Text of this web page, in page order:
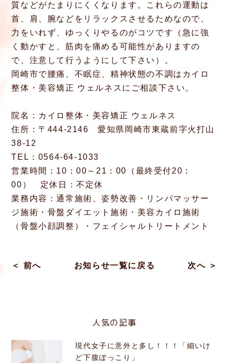
質などがたまりにくくなります。これらの運動は
首、肩、腕などをリラックスさせるためなので、
力をいれず、ゆっくりやるのがコツです（急に強
く動かすと、筋肉を痛める可能性がありますの
で、注意して行うようにして下さい）。
岡崎市で腰痛、不眠症、精神状態の不調はカイロ
整体・美容矯正 ウェルネスにご相談下さい。
院名：カイロ整体・美容矯正 ウェルネス
住所：〒444-2146 愛知県岡崎市東蔵前字火打山
38-12
TEL：0564-64-1033
営業時間：10：00～21：00（最終受付20：
00） 定休日：不定休
業務内容：通常施術、姿勢改善・リンパマッサー
ジ施術・骨盤ダイエット施術・美容カイロ施術
（骨盤小顔調整）・フェイシャルトリートメント
＜ 前へ お知らせ一覧に戻る 次へ ＞
人気の記事
現代女子に意外と多し！！！「細いけ
ど下腹ぽっこり」